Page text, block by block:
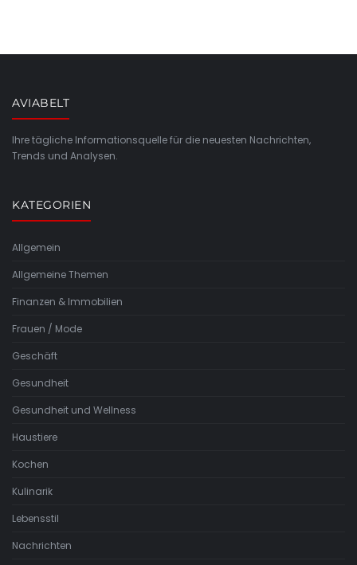
AVIABELT
Ihre tägliche Informationsquelle für die neuesten Nachrichten,
Trends und Analysen.
KATEGORIEN
Allgemein
Allgemeine Themen
Finanzen & Immobilien
Frauen / Mode
Geschäft
Gesundheit
Gesundheit und Wellness
Haustiere
Kochen
Kulinarik
Lebensstil
Nachrichten